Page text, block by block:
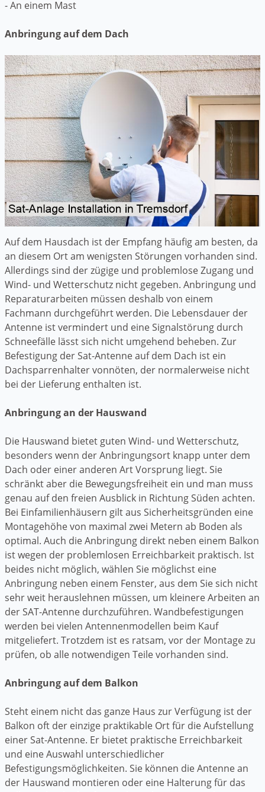
- An einem Mast
Anbringung auf dem Dach
Auf dem Hausdach ist der Empfang häufig am besten, da
an diesem Ort am wenigsten Störungen vorhanden sind.
Allerdings sind der zügige und problemlose Zugang und
Wind- und Wetterschutz nicht gegeben. Anbringung und
Reparaturarbeiten müssen deshalb von einem
Fachmann durchgeführt werden. Die Lebensdauer der
Antenne ist vermindert und eine Signalstörung durch
Schneefälle lässt sich nicht umgehend beheben. Zur
Befestigung der Sat-Antenne auf dem Dach ist ein
Dachsparrenhalter vonnöten, der normalerweise nicht
bei der Lieferung enthalten ist.
Anbringung an der Hauswand
Die Hauswand bietet guten Wind- und Wetterschutz,
besonders wenn der Anbringungsort knapp unter dem
Dach oder einer anderen Art Vorsprung liegt. Sie
schränkt aber die Bewegungsfreiheit ein und man muss
genau auf den freien Ausblick in Richtung Süden achten.
Bei Einfamilienhäusern gilt aus Sicherheitsgründen eine
Montagehöhe von maximal zwei Metern ab Boden als
optimal. Auch die Anbringung direkt neben einem Balkon
ist wegen der problemlosen Erreichbarkeit praktisch. Ist
beides nicht möglich, wählen Sie möglichst eine
Anbringung neben einem Fenster, aus dem Sie sich nicht
sehr weit herauslehnen müssen, um kleinere Arbeiten an
der SAT-Antenne durchzuführen. Wandbefestigungen
werden bei vielen Antennenmodellen beim Kauf
mitgeliefert. Trotzdem ist es ratsam, vor der Montage zu
prüfen, ob alle notwendigen Teile vorhanden sind.
Anbringung auf dem Balkon
Steht einem nicht das ganze Haus zur Verfügung ist der
Balkon oft der einzige praktikable Ort für die Aufstellung
einer Sat-Antenne. Er bietet praktische Erreichbarkeit
und eine Auswahl unterschiedlicher
Befestigungsmöglichkeiten. Sie können die Antenne an
der Hauswand montieren oder eine Halterung für das